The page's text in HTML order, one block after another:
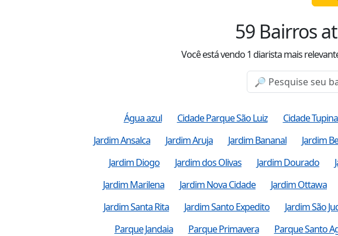
59 Bairros
Você está vendo1 diarista mais
Água azul Cidade Parque São Luiz Cidade
Jardim Ansalca
Jardim Aruja Jardim Bananal Jardim
Jardim Diogo
Jardim dos Olivas Jardim Dourado
Jardim Marilena
Jardim Nova Cidade Jardim Ottawa
Jardim Santa Rita
Jardim Santo Expedito Jardim São
Parque Jandaia
Parque Primavera Parque Santo